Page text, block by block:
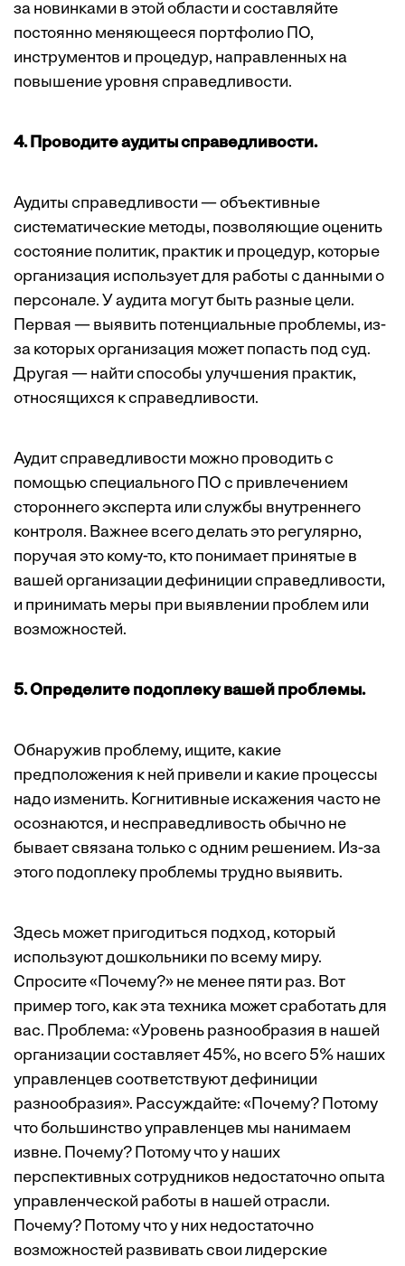
за новинками в этой области и составляйте
постоянно меняющееся портфолио ПО,
инструментов и процедур, направленных на
повышение уровня справедливости.
4. Проводите аудиты справедливости.
Аудиты справедливости — объективные
систематические методы, позволяющие оценить
состояние политик, практик и процедур, которые
организация использует для работы с данными о
персонале. У аудита могут быть разные цели.
Первая — выявить потенциальные проблемы, из-
за которых организация может попасть под суд.
Другая — найти способы улучшения практик,
относящихся к справедливости.
Аудит справедливости можно проводить с
помощью специального ПО с привлечением
стороннего эксперта или службы внутреннего
контроля. Важнее всего делать это регулярно,
поручая это кому-то, кто понимает принятые в
вашей организации дефиниции справедливости,
и принимать меры при выявлении проблем или
возможностей.
5. Определите подоплеку вашей проблемы.
Обнаружив проблему, ищите, какие
предположения к ней привели и какие процессы
надо изменить. Когнитивные искажения часто не
осознаются, и несправедливость обычно не
бывает связана только с одним решением. Из-за
этого подоплеку проблемы трудно выявить.
Здесь может пригодиться подход, который
используют дошкольники по всему миру.
Спросите «Почему?» не менее пяти раз. Вот
пример того, как эта техника может сработать для
вас. Проблема: «Уровень разнообразия в нашей
организации составляет 45%, но всего 5% наших
управленцев соответствуют дефиниции
разнообразия». Рассуждайте: «Почему? Потому
что большинство управленцев мы нанимаем
извне. Почему? Потому что у наших
перспективных сотрудников недостаточно опыта
управленческой работы в нашей отрасли.
Почему? Потому что у них недостаточно
возможностей развивать свои лидерские